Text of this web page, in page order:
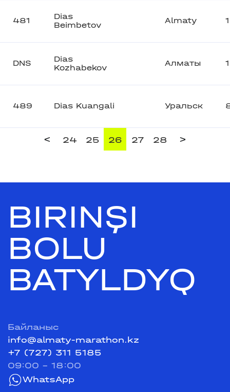
481
Dias
Beimbetov
Almaty
DNS
Dias
Kozhabekov
Алматы
489 Dias Kuangali Уральск
< 24 25 26 27 28 >
BIRINŞI
BOLU
BATYLDYQ
Байланыс
info@almaty-marathon.kz
+7 (727) 311 5185
09:00 - 18:00
WhatsApp